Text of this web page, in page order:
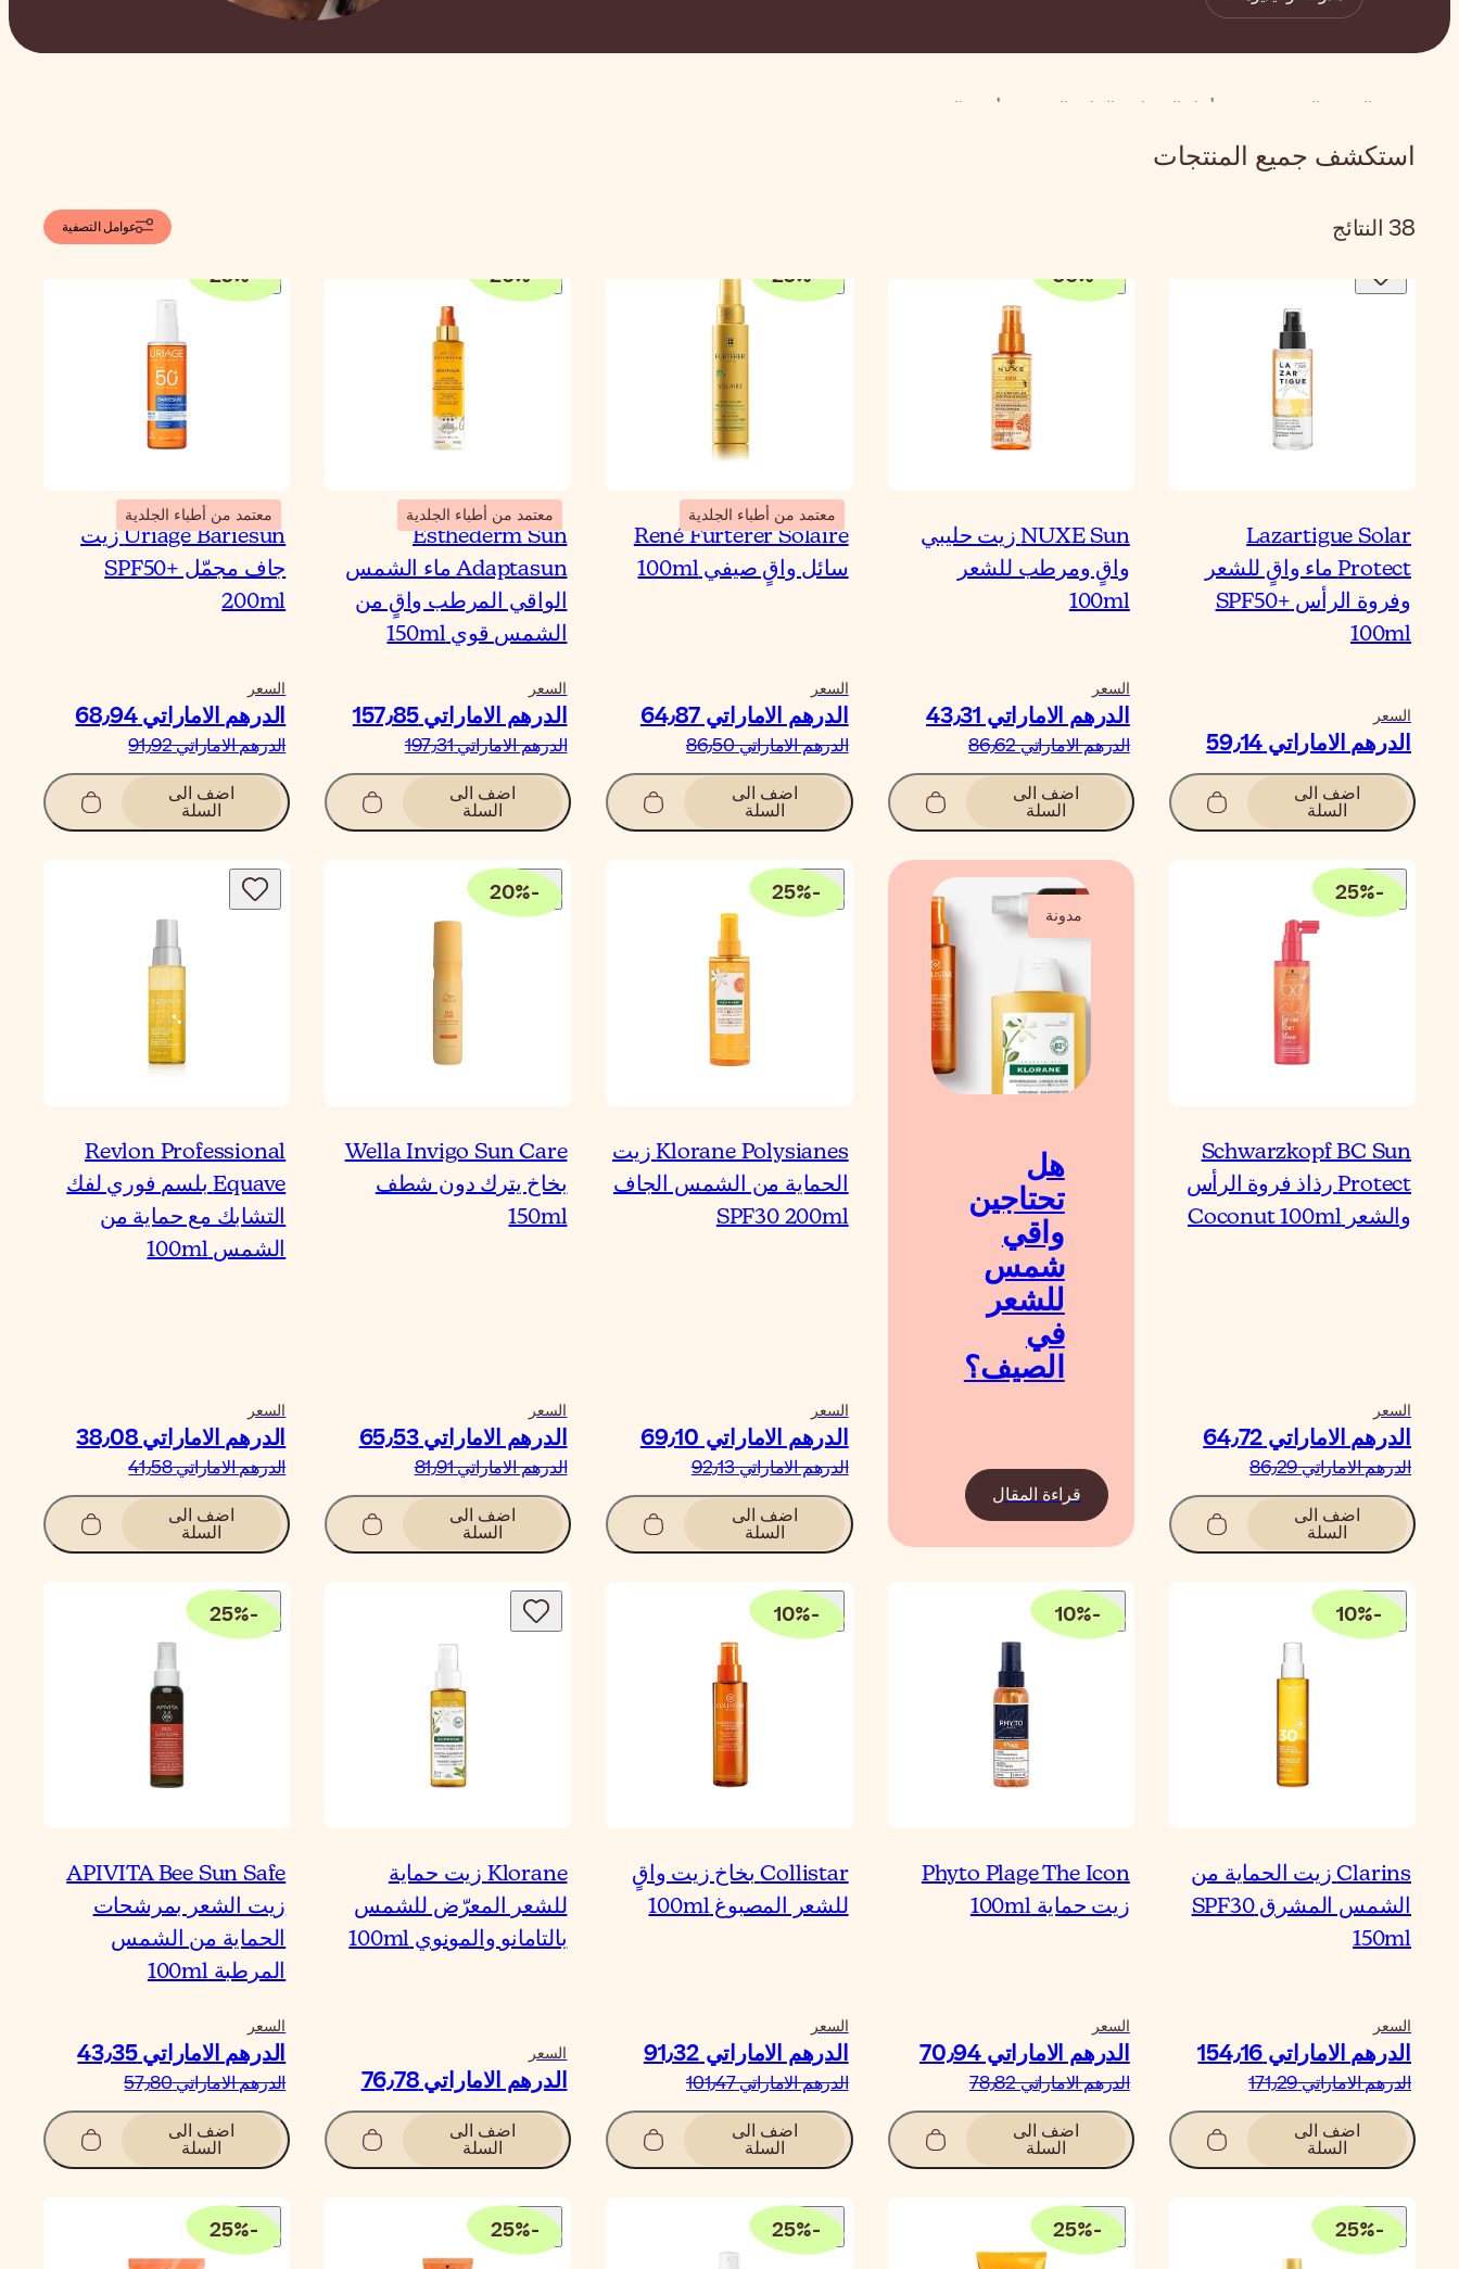
الصفحة الرئيسية أنواع المنتجات العناية بالشعر من أشعة الشمس
استكشف جميع المنتجات
38 النتائج عوامل التصفية
Lazartigue Solar
Protect ماء واقٍ للشعر
وفروة الرأس SPF50+
100ml
السعر
الدرهم الاماراتي‏ 59٫14
اضف الى
السلة
-
50%
NUXE Sun زيت حليبي
واقٍ ومرطب للشعر
100ml
السعر
الدرهم الاماراتي‏ 43٫31
الدرهم الاماراتي‏ 86٫62
اضف الى
السلة
-
25%
معتمد من أطباء الجلدية
René Furterer Solaire
سائل واقٍ صيفي 100ml
السعر
الدرهم الاماراتي‏ 64٫87
الدرهم الاماراتي‏ 86٫50
اضف الى
السلة
-
20%
معتمد من أطباء الجلدية
Esthederm Sun
Adaptasun ماء الشمس
الواقي المرطب واقٍ من
الشمس قوي 150ml
السعر
الدرهم الاماراتي‏ 157٫85
الدرهم الاماراتي‏ 197٫31
اضف الى
السلة
-
25%
معتمد من أطباء الجلدية
Uriage Bariésun زيت
جاف مجمّل SPF50+
200ml
السعر
الدرهم الاماراتي‏ 68٫94
الدرهم الاماراتي‏ 91٫92
اضف الى
السلة
-
25%
Schwarzkopf BC Sun
Protect رذاذ فروة الرأس
والشعر Coconut 100ml
السعر
الدرهم الاماراتي‏ 64٫72
الدرهم الاماراتي‏ 86٫29
اضف الى
السلة
مدونة
هل
تحتاجين
واقي
شمس
للشعر
في
الصيف؟
قراءة المقال
-
25%
Klorane Polysianes زيت
الحماية من الشمس الجاف
SPF30 200ml
السعر
الدرهم الاماراتي‏ 69٫10
الدرهم الاماراتي‏ 92٫13
اضف الى
السلة
-
20%
Wella Invigo Sun Care
بخاخ يترك دون شطف
150ml
السعر
الدرهم الاماراتي‏ 65٫53
الدرهم الاماراتي‏ 81٫91
اضف الى
السلة
Revlon Professional
Equave بلسم فوري لفك
التشابك مع حماية من
الشمس 100ml
السعر
الدرهم الاماراتي‏ 38٫08
الدرهم الاماراتي‏ 41٫58
اضف الى
السلة
-
10%
Clarins زيت الحماية من
الشمس المشرق SPF30
150ml
السعر
الدرهم الاماراتي‏ 154٫16
الدرهم الاماراتي‏ 171٫29
اضف الى
السلة
-
10%
Phyto Plage The Icon
زيت حماية 100ml
السعر
الدرهم الاماراتي‏ 70٫94
الدرهم الاماراتي‏ 78٫82
اضف الى
السلة
-
10%
Collistar بخاخ زيت واقٍ
للشعر المصبوغ 100ml
السعر
الدرهم الاماراتي‏ 91٫32
الدرهم الاماراتي‏ 101٫47
اضف الى
السلة
Klorane زيت حماية
للشعر المعرّض للشمس
بالتامانو والمونوي 100ml
السعر
الدرهم الاماراتي‏ 76٫78
اضف الى
السلة
-
25%
APIVITA Bee Sun Safe
زيت الشعر بمرشحات
الحماية من الشمس
المرطبة 100ml
السعر
الدرهم الاماراتي‏ 43٫35
الدرهم الاماراتي‏ 57٫80
اضف الى
السلة
-
25%
-
25%
-
25%
-
25%
-
25%